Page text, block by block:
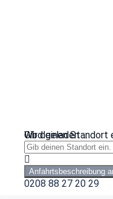
Wird geladen …
Gib deinen Standort
Anfahrtsbeschreibung
0208 88 27 20 29